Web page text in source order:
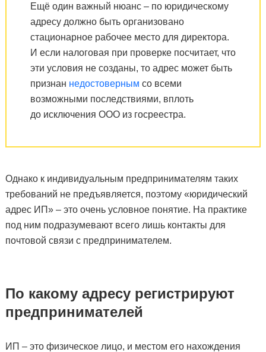
Ещё один важный нюанс – по юридическому
адресу должно быть организовано
стационарное рабочее место для директора.
И если налоговая при проверке посчитает, что
эти условия не созданы, то адрес может быть
признан недостоверным со всеми
возможными последствиями, вплоть
до исключения ООО из госреестра.
Однако к индивидуальным предпринимателям таких
требований не предъявляется, поэтому «юридический
адрес ИП» – это очень условное понятие. На практике
под ним подразумевают всего лишь контакты для
почтовой связи с предпринимателем.
По какому адресу регистрируют
предпринимателей
ИП – это физическое лицо, и местом его нахождения